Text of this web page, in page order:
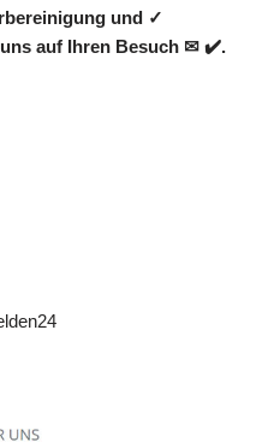
und ✓
auf Ihren Besuch ✉ ✔️.